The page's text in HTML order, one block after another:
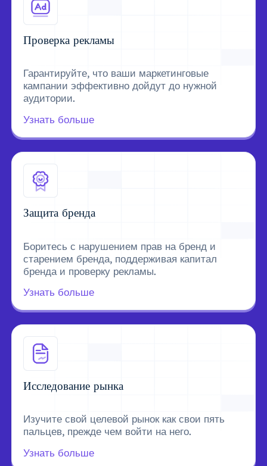
Проверка рекламы
Гарантируйте, что ваши маркетинговые
кампании эффективно дойдут до нужной
аудитории.
Узнать больше
Защита бренда
Боритесь с нарушением прав на бренд и
старением бренда, поддерживая капитал
бренда и проверку рекламы.
Узнать больше
Исследование рынка
Изучите свой целевой рынок как свои пять
пальцев, прежде чем войти на него.
Узнать больше